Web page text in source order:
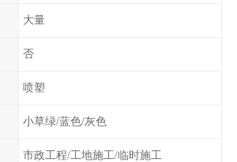
大量
否
喷塑
小草绿/蓝色/灰色
市政工程/工地施工/临时施工